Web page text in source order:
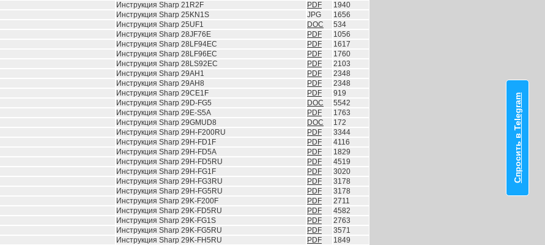
Инструкция Sharp 21R2F PDF
1940
Инструкция Sharp 25KN1S JPG
1656
Инструкция Sharp 25UF1 DOC
534
Инструкция Sharp 28JF76E PDF
1056
Инструкция Sharp 28LF94EC PDF
1617
Инструкция Sharp 28LF96EC PDF
1760
Инструкция Sharp 28LS92EC PDF
2103
Инструкция Sharp 29AH1 PDF
2348
Инструкция Sharp 29AH8 PDF
2348
Инструкция Sharp 29CE1F PDF
919
Инструкция Sharp 29D-FG5 DOC
5542
Инструкция Sharp 29E-S5A PDF
1763
Инструкция Sharp 29GMUD8 DOC
172
Инструкция Sharp 29H-F200RU PDF
3344
Инструкция Sharp 29H-FD1F PDF
4116
Инструкция Sharp 29H-FD5A PDF
1829
Инструкция Sharp 29H-FD5RU PDF
4519
Инструкция Sharp 29H-FG1F PDF
3020
Инструкция Sharp 29H-FG3RU PDF
3178
Инструкция Sharp 29H-FG5RU PDF
3178
Инструкция Sharp 29K-F200F PDF
2711
Инструкция Sharp 29K-FD5RU PDF
4582
Инструкция Sharp 29K-FG1S PDF
2763
Инструкция Sharp 29K-FG5RU PDF
3571
Инструкция Sharp 29K-FH5RU PDF
1849
Спросить в Telegram